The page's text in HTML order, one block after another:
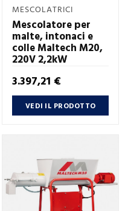
MESCOLATRICI
Mescolatore per
malte, intonaci e
colle Maltech M20,
220V 2,2kW
Prezzo
3.397,21 €
VEDI IL PRODOTTO